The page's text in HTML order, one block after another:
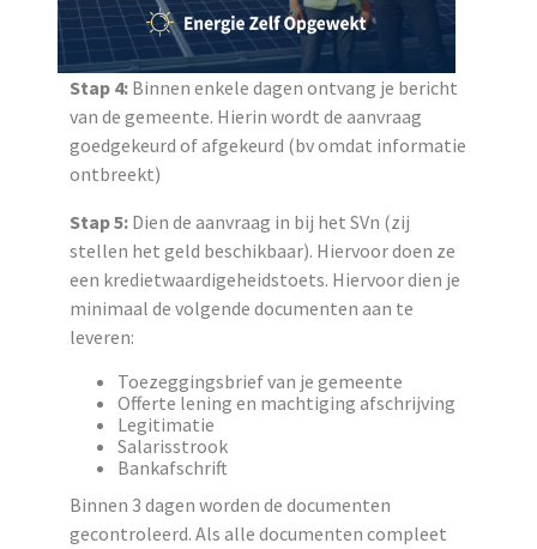
Stap 4:Binnen enkele dagen ontvang je bericht
van de gemeente. Hierin wordt de aanvraag
goedgekeurd of afgekeurd (bv omdat informatie
ontbreekt)
Stap 5:Dien de aanvraag in bij het SVn (zij
stellen het geld beschikbaar). Hiervoor doen ze
een kredietwaardigeheidstoets. Hiervoor dien je
minimaal de volgende documenten aan te
leveren:
Toezeggingsbrief van je gemeente
Offerte lening en machtiging afschrijving
Legitimatie
Salarisstrook
Bankafschrift
Binnen 3 dagen worden de documenten
gecontroleerd. Als alle documenten compleet